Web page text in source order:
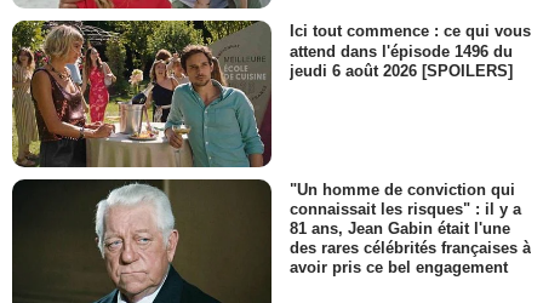
Ici tout commence : ce qui vous
attend dans l'épisode 1496 du
jeudi 6 août 2026 [SPOILERS]
"Un homme de conviction qui
connaissait les risques" : il y a
81 ans, Jean Gabin était l'une
des rares célébrités françaises à
avoir pris ce bel engagement